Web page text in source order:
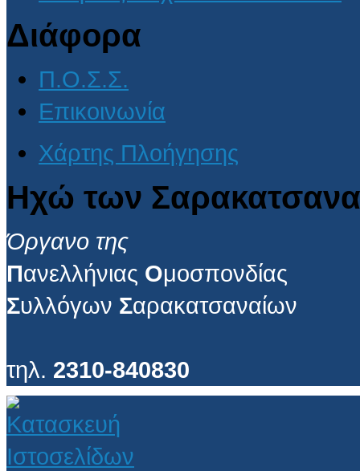
Διάφορα
Π.Ο.Σ.Σ.
Επικοινωνία
Χάρτης Πλοήγησης
Ηχώ των
Όργανο της
Πανελλήνιας Ομοσπονδίας
Συλλόγων Σαρακατσαναίων
τηλ. 2310-840830